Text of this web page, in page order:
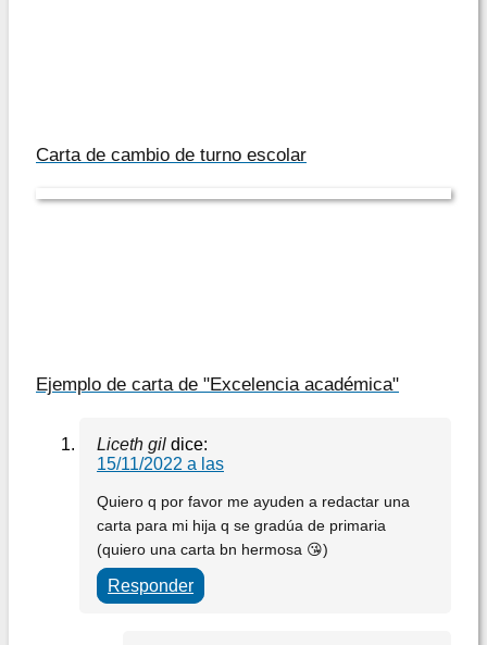
Carta de cambio de turno escolar
Ejemplo de carta de "Excelencia académica"
Liceth gil dice:
15/11/2022 a las
Quiero q por favor me ayuden a redactar una
carta para mi hija q se gradúa de primaria
(quiero una carta bn hermosa 😘)
Responder